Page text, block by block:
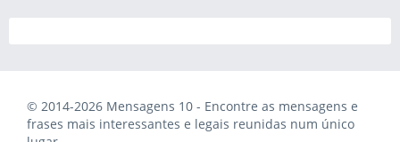
© 2014-2026 Mensagens 10 - Encontre as mensagens e
frases mais interessantes e legais reunidas num único